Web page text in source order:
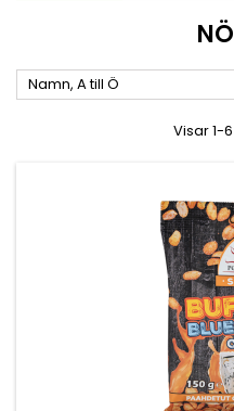
Namn, A till Ö
Visar 1-